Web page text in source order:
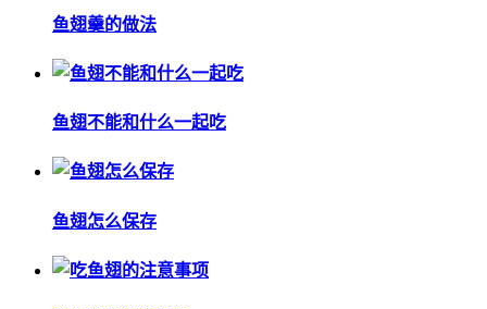
鱼翅羹的做法
鱼翅不能和什么一起吃
鱼翅怎么保存